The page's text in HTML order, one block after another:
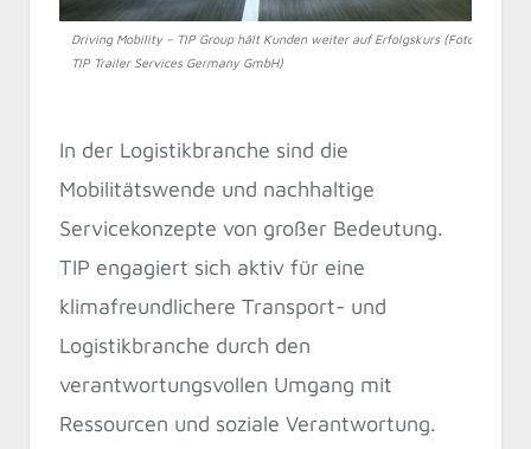
Driving Mobility – TIP Group hält Kunden weiter auf Erfolgskurs (Foto:
TIP Trailer Services Germany GmbH)
In der Logistikbranche sind die
Mobilitätswende und nachhaltige
Servicekonzepte von großer Bedeutung.
TIP engagiert sich aktiv für eine
klimafreundlichere Transport- und
Logistikbranche durch den
verantwortungsvollen Umgang mit
Ressourcen und soziale Verantwortung.